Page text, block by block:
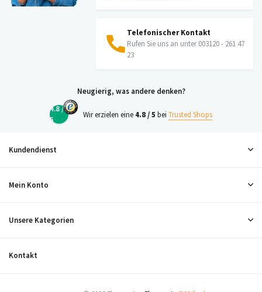
Telefonischer Kontakt
Rufen Sie uns an unter 003120 - 261 47
23
Neugierig, was andere denken?
4.8 /
5
Wir erzielen eine 4.8 / 5 bei Trusted Shops
Kundendienst
Mein Konto
Unsere Kategorien
Kontakt